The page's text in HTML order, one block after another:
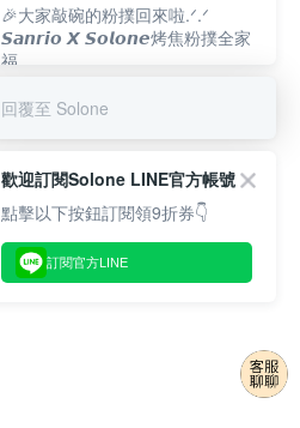
🎉大家敲碗的粉撲回來啦.ᐟ‪‪.ᐟ
𝙎𝙖𝙣𝙧𝙞𝙤 𝙓 𝙎𝙤𝙡𝙤𝙣𝙚烤焦粉撲全家
福
回覆至 Solone
歡迎訂閱Solone LINE官方帳號
點擊以下按鈕訂閱領9折券👇
訂閱官方LINE